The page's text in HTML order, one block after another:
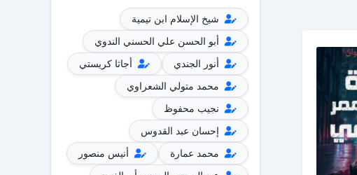
شيخ الإسلام ابن تيمية
أبو الحسن علي الحسني الندوي
أنور الجندي
أجاثا كريستي
محمد متولي الشعراوي
نجيب محفوظ
إحسان عبد القدوس
محمد عمارة
أنيس منصور